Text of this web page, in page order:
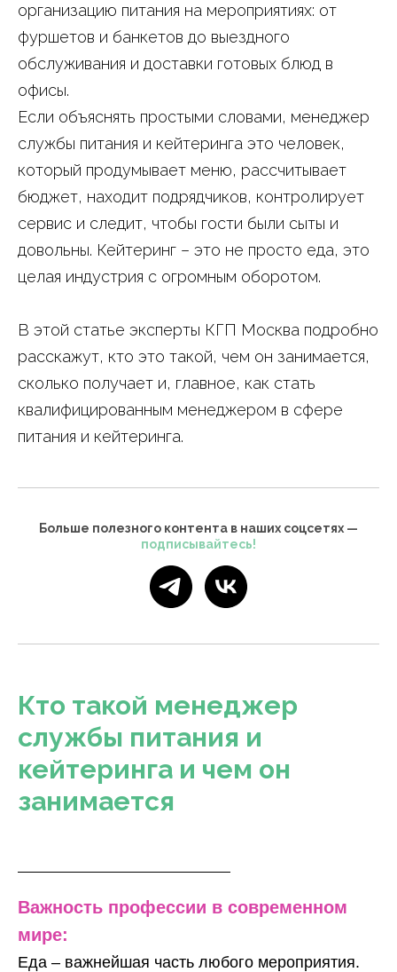
организацию питания на мероприятиях: от
фуршетов и банкетов до выездного
обслуживания и доставки готовых блюд в
офисы.
Если объяснять простыми словами, менеджер
службы питания и кейтеринга это человек,
который продумывает меню, рассчитывает
бюджет, находит подрядчиков, контролирует
сервис и следит, чтобы гости были сыты и
довольны. Кейтеринг – это не просто еда, это
целая индустрия с огромным оборотом.
В этой статье эксперты КГП Москва подробно
расскажут, кто это такой, чем он занимается,
сколько получает и, главное, как стать
квалифицированным менеджером в сфере
питания и кейтеринга.
Больше полезного контента в наших соцсетях —
подписывайтесь!
Кто такой менеджер
службы питания и
кейтеринга и чем он
занимается
Важность профессии в современном
мире:
Еда – важнейшая часть любого мероприятия.